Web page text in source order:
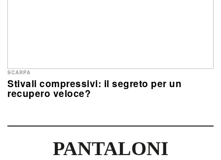
Stivali compressivi: il segreto per un
recupero veloce?
SCARPA
PANTALONI